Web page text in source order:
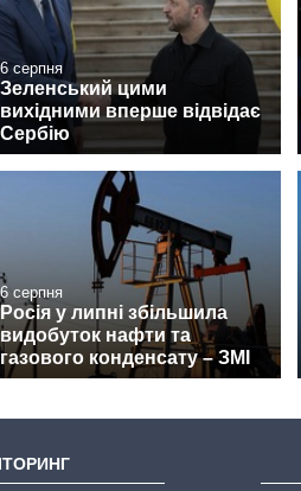
6 серпня
Зеленський цими
вихідними вперше відвідає
Сербію
6 серпня
Росія у липні збільшила
видобуток нафти та
газового конденсату – ЗМІ